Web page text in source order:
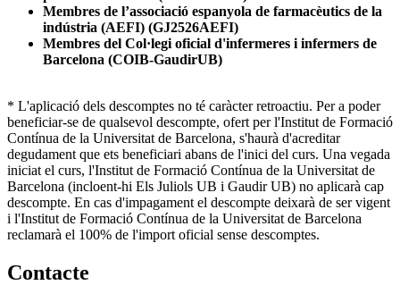
Membres de l’associació espanyola de farmacèutics de la
indústria (AEFI) (GJ2526AEFI)
Membres del Col·legi oficial d'infermeres i infermers de
Barcelona (COIB-GaudirUB)
* L'aplicació dels descomptes no té caràcter retroactiu. Per a poder
beneficiar-se de qualsevol descompte, ofert per l'Institut de Formació
Contínua de la Universitat de Barcelona, s'haurà d'acreditar
degudament que ets beneficiari abans de l'inici del curs. Una vegada
iniciat el curs, l'Institut de Formació Contínua de la Universitat de
Barcelona (incloent-hi Els Juliols UB i Gaudir UB) no aplicarà cap
descompte. En cas d'impagament el descompte deixarà de ser vigent
i l'Institut de Formació Contínua de la Universitat de Barcelona
reclamarà el 100% de l'import oficial sense descomptes.
Contacte